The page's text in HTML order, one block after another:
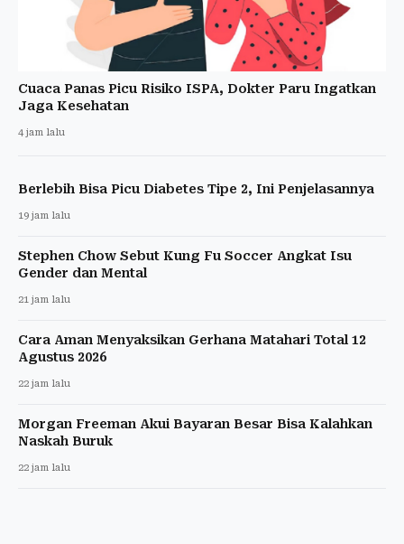
Cuaca Panas Picu Risiko ISPA, Dokter Paru Ingatkan
Jaga Kesehatan
4 jam lalu
Berlebih Bisa Picu Diabetes Tipe 2, Ini Penjelasannya
19 jam lalu
Stephen Chow Sebut Kung Fu Soccer Angkat Isu
Gender dan Mental
21 jam lalu
Cara Aman Menyaksikan Gerhana Matahari Total 12
Agustus 2026
22 jam lalu
Morgan Freeman Akui Bayaran Besar Bisa Kalahkan
Naskah Buruk
22 jam lalu